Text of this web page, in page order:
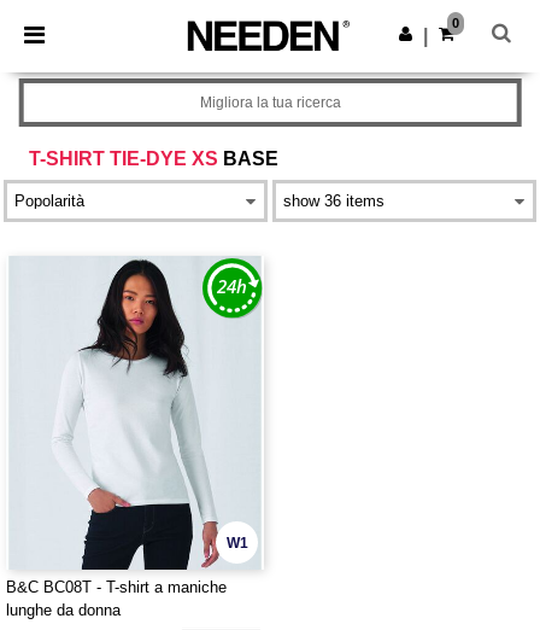
× App Needen
Prezzi migliori sull'app!
Scarica app
0
T-SHIRT TIE-DYE XS BASE
Migliora la tua ricerca
W1
B&C BC08T - T-shirt a maniche
lunghe da donna